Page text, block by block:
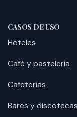
CASOS DE USO
Hoteles
Café y pastelería
Cafeterías
Bares y discotecas